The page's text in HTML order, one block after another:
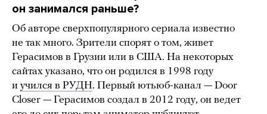
он занимался раньше?
Об авторе сверхпопулярного сериала известно
не так много. Зрители спорят о том, живет
Герасимов в Грузии или в США. На некоторых
сайтах указано, что он родился в 1998 году
и учился в РУДН. Первый ютьюб-канал — Door
Closer — Герасимов создал в 2012 году, он ведет